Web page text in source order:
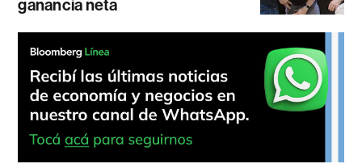
ganancia neta